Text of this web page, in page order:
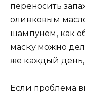
переносить
оливковым
шампунем, как
маску можно
же каждый
Если проблема